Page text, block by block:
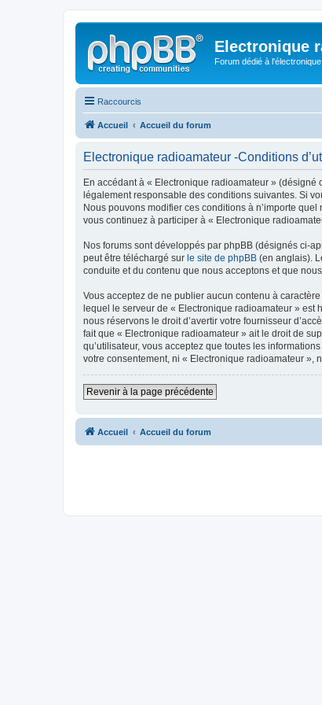
Electronique
Forum dédié à
Raccourcis
Accueil Accueil du forum
Electronique radioamateur -Conditions
En accédant à « Electronique radioamateur » (désigné
légalement responsable des conditions suivantes. Si
Nous pouvons modifier ces conditions à n’importe
vous continuez à participer à « Electronique
Nos forums sont développés par phpBB (désignés ci-
peut être téléchargé sur le site de phpBB (en anglais).
conduite et du contenu que nous acceptons et que
Vous acceptez de ne publier aucun contenu à
lequel le serveur de « Electronique radioamateur » est
nous réservons le droit d’avertir votre fournisseur
fait que « Electronique radioamateur » ait le droit de
qu’utilisateur, vous acceptez que toutes les
votre consentement, ni « Electronique radioamateur »,
Revenir à la page précédente
Accueil Accueil du forum